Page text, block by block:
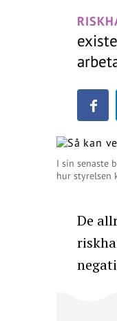
I sin senaste
hur styrelsen
De